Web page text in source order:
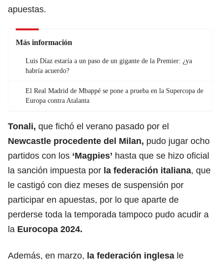
apuestas.
Más información
Luis Díaz estaría a un paso de un gigante de la Premier: ¿ya
habría acuerdo?
El Real Madrid de Mbappé se pone a prueba en la Supercopa de
Europa contra Atalanta
Tonali, que fichó el verano pasado por el
Newcastle procedente del Milan, pudo jugar ocho
partidos con los ‘Magpies’ hasta que se hizo oficial
la sanción impuesta por la federación italiana, que
le castigó con diez meses de suspensión por
participar en apuestas, por lo que aparte de
perderse toda la temporada tampoco pudo acudir a
la Eurocopa 2024.
Además, en marzo, la federación inglesa le